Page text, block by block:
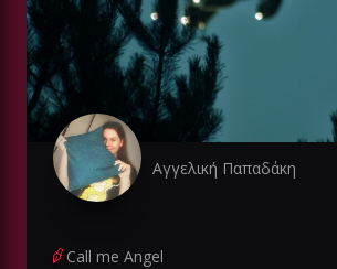
Αγγελική Παπαδάκη
Call me Angel